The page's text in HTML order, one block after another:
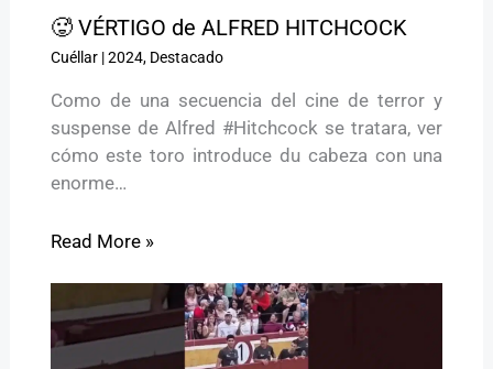
🥵 VÉRTIGO de ALFRED HITCHCOCK
Cuéllar|2024, Destacado
Como de una secuencia del cine de terror y
suspense de Alfred #Hitchcock se tratara, ver
cómo este toro introduce du cabeza con una
enorme…
Read More »